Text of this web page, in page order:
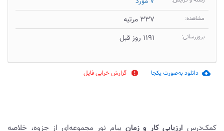
مشاهده: ۳۳۷ مرتبه
بروزرسانی: ۱۱۹۱ روز قبل
cloud_download دانلود به‌صورت یکجا report گزارش خرابی فایل
کمک‌درس ارزیابی کار و زمان پیام نور مجموعه‌ای از جزوه، خلاصه